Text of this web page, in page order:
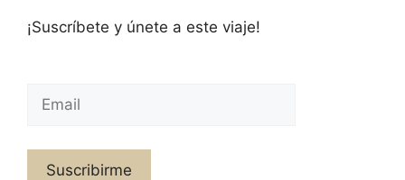
¡Suscríbete y únete a este viaje!
Suscribirme